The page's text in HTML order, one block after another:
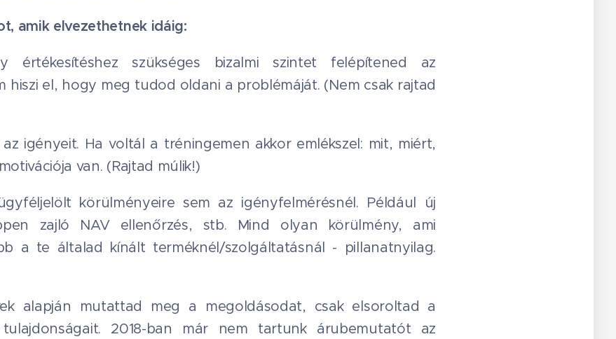
amik elvezethetnek idáig:
értékesítéshez szükséges bizalmi szintet felépítened az
hiszi el, hogy meg tudod oldani a problémáját. (Nem csak rajtad
igényeit. Ha voltál a tréningemen akkor emlékszel: mit, miért,
van. (Rajtad múlik!)
körülményeire sem az igényfelmérésnél. Például új
zajló NAV ellenőrzés, stb. Mind olyan körülmény, ami
a te általad kínált terméknél/szolgáltatásnál - pillanatnyilag.
alapján mutattad meg a megoldásodat, csak elsoroltad a
2018-ban már nem tartunk árubemutatót az